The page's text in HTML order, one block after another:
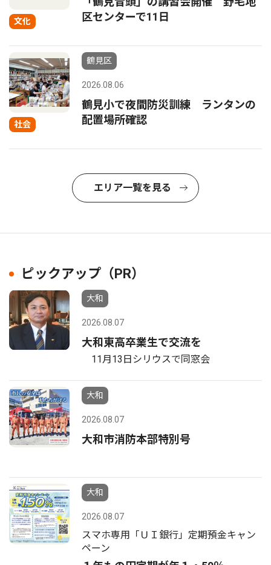
文化
区センターで11日
社会
鶴見区
2026.08.06
鶴見小で夜間防災訓練 ランタンの
配置場所確認
エリア一覧を見る
ピックアップ（PR）
大和
2026.08.07
大和東高卒業生で交流を
11月13日シリウスで同窓会
大和
2026.08.07
大和市消防本部特別号
大和
2026.08.07
スマホ専用「ＵＩ銀行」定期預金キャン
ペーン